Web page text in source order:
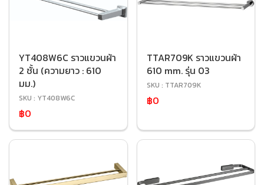
YT408W6C ราวแขวนผ้า
2 ชั้น (ความยาว : 610
มม.)
SKU : YT408W6C
฿0
TTAR709K ราวแขวนผ้า
610 mm. รุ่น 03
SKU : TTAR709K
฿0